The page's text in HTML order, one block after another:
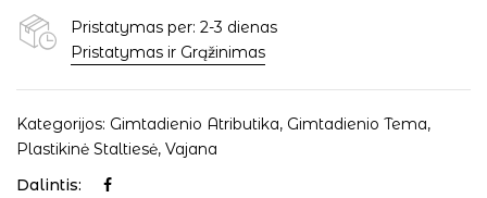
Pristatymas per: 2-3 dienas
Pristatymas ir Grąžinimas
Kategorijos: Gimtadienio Atributika, Gimtadienio Tema,
Plastikinė Staltiesė, Vajana
Dalintis: